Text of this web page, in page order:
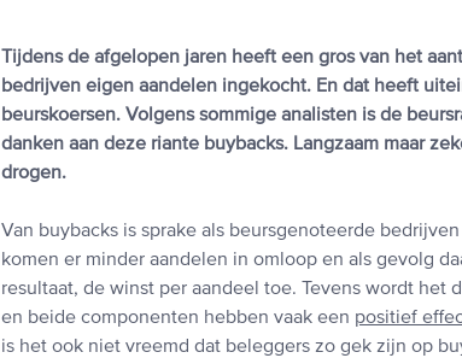
Tijdens de afgelopen jaren heeft een gros van het
bedrijven eigen aandelen ingekocht. En dat heeft
beurskoersen. Volgens sommige analisten is de
danken aan deze riante buybacks. Langzaam maar
drogen.
Van buybacks is sprake als beursgenoteerde
komen er minder aandelen in omloop en als gevolg
resultaat, de winst per aandeel toe. Tevens wordt het
en beide componenten hebben vaak een positief
is het ook niet vreemd dat beleggers zo gek zijn op